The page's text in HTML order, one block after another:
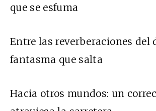
que se esfuma
Entre las reverberaciones del
fantasma que salta
Hacia otros mundos: un